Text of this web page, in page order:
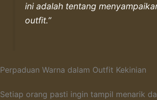
ini adalah tentang
outfit.”
Perpaduan Warna dalam Outfit Kekinian
Setiap orang pasti ingin tampil menarik